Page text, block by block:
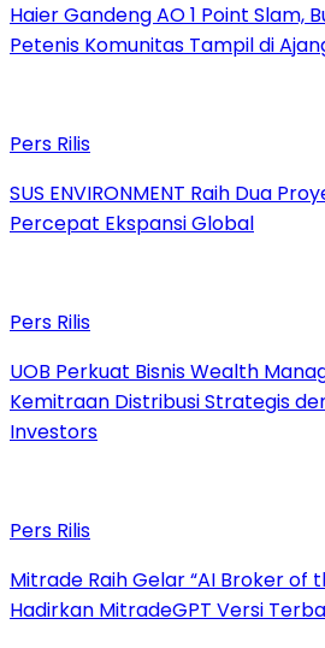
Haier Gandeng AO 1 Point Slam,
Petenis Komunitas Tampil di
Pers Rilis
SUS ENVIRONMENT Raih Dua
Percepat Ekspansi Global
Pers Rilis
UOB Perkuat Bisnis Wealth
Kemitraan Distribusi Strategis
Investors
Pers Rilis
Mitrade Raih Gelar “AI Broker of
Hadirkan MitradeGPT Versi